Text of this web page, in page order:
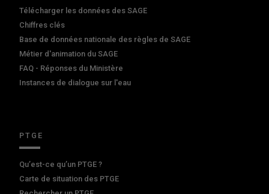
Télécharger les données des SAGE
Chiffres clés
Base de données nationale des règles de SAGE
Métier d'animation du SAGE
FAQ - Réponses du Ministère
Instances de dialogue sur l'eau
PTGE
Qu’est-ce qu’un PTGE ?
Carte de situation des PTGE